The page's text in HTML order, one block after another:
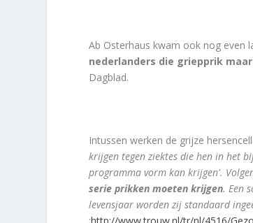
Ab Osterhaus kwam ook nog even
nederlanders die griepprik maar
Dagblad.
Intussen werken de grijze
krijgen tegen ziektes die hen in het
programma vorm kan krijgen'.
serie prikken moeten krijgen. Een
levensjaar worden zij standaard